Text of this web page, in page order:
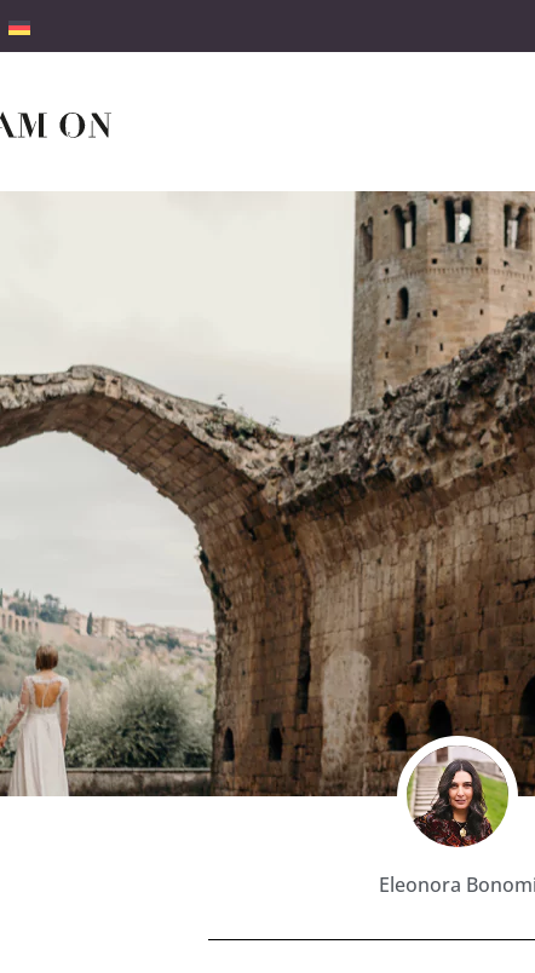
Eleonora Bonomi